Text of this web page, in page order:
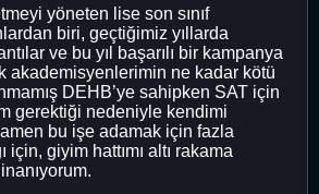
yöneten lise son sınıf
biri, geçtiğimiz yıllarda
ve bu yıl başarılı bir kampanya
akademisyenlerimin ne kadar kötü
DEHB’ye sahipken SAT için
gerektiği nedeniyle kendimi
bu işe adamak için fazla
için, giyim hattımı altı rakama